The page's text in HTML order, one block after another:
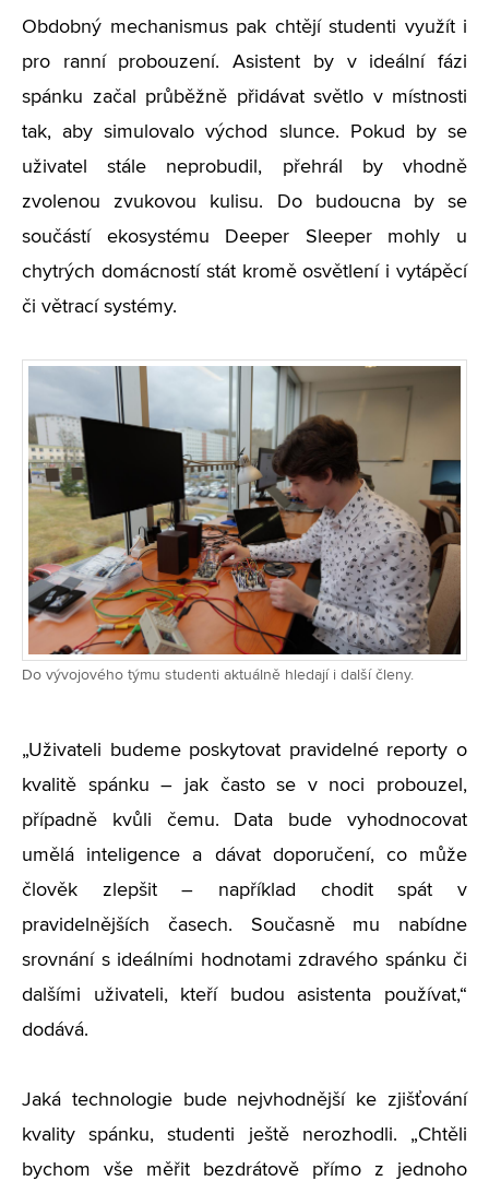
Obdobný mechanismus pak chtějí studenti využít i
pro ranní probouzení. Asistent by v ideální fázi
spánku začal průběžně přidávat světlo v místnosti
tak, aby simulovalo východ slunce. Pokud by se
uživatel stále neprobudil, přehrál by vhodně
zvolenou zvukovou kulisu. Do budoucna by se
součástí ekosystému Deeper Sleeper mohly u
chytrých domácností stát kromě osvětlení i vytápěcí
či větrací systémy.
Do vývojového týmu studenti aktuálně hledají i další členy.
„Uživateli budeme poskytovat pravidelné reporty o
kvalitě spánku – jak často se v noci probouzel,
případně kvůli čemu. Data bude vyhodnocovat
umělá inteligence a dávat doporučení, co může
člověk zlepšit – například chodit spát v
pravidelnějších časech. Současně mu nabídne
srovnání s ideálními hodnotami zdravého spánku či
dalšími uživateli, kteří budou asistenta používat,“
dodává.
Jaká technologie bude nejvhodnější ke zjišťování
kvality spánku, studenti ještě nerozhodli. „Chtěli
bychom vše měřit bezdrátově přímo z jednoho